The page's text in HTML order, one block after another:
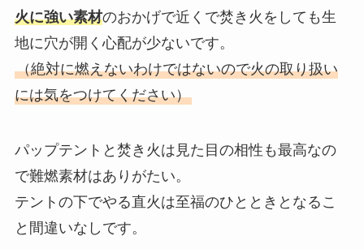
火に強い素材のおかげで近くで焚き火をしても生
地に穴が開く心配が少ないです。
（絶対に燃えないわけではないので火の取り扱い
には気をつけてください）
パップテントと焚き火は見た目の相性も最高なの
で難燃素材はありがたい。
テントの下でやる直火は至福のひとときとなるこ
と間違いなしです。